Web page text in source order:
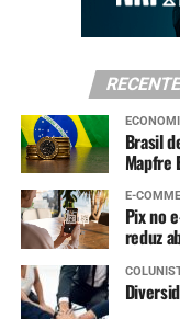
Brasil
Mapfre
E-
Pix no
reduz